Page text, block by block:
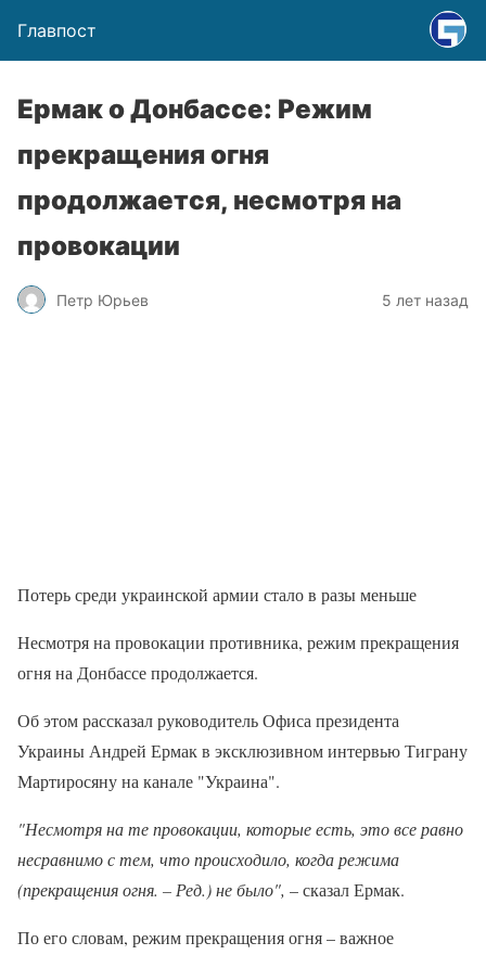
Главпост
Ермак о Донбассе: Режим
прекращения огня
продолжается, несмотря на
провокации
Петр Юрьев 5 лет назад
Потерь среди украинской армии стало в разы меньше
Несмотря на провокации противника, режим прекращения
огня на Донбассе продолжается.
Об этом рассказал руководитель Офиса президента
Украины Андрей Ермак в эксклюзивном интервью Тиграну
Мартиросяну на канале "Украина".
"Несмотря на те провокации, которые есть, это все равно
несравнимо с тем, что происходило, когда режима
(прекращения огня. – Ред.) не было", – сказал Ермак.
По его словам, режим прекращения огня – важное